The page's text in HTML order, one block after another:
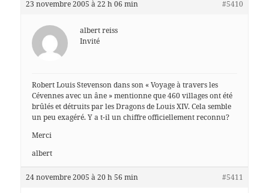
23 novembre 2005 à 22 h 06 min #5410
albert reiss
Invité
Robert Louis Stevenson dans son « Voyage à travers les
Cévennes avec un âne » mentionne que 460 villages ont été
brûlés et détruits par les Dragons de Louis XIV. Cela semble
un peu exagéré. Y a t-il un chiffre officiellement reconnu?
Merci
albert
24 novembre 2005 à 20 h 56 min #5411